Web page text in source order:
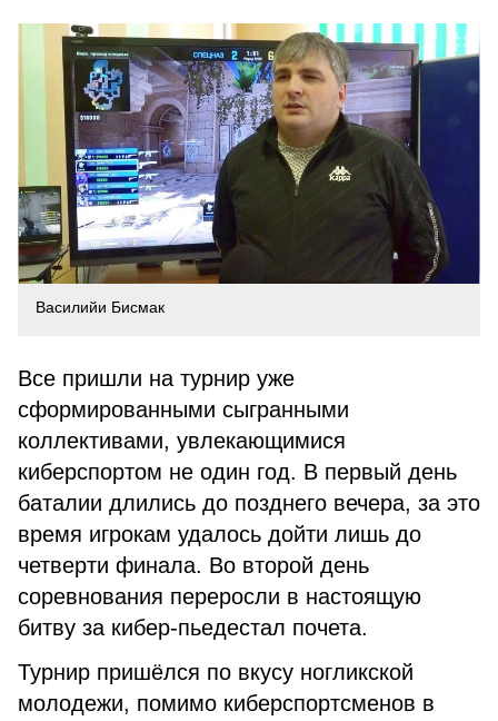
Василийи Бисмак
Все пришли на турнир уже
сформированными сыгранными
коллективами, увлекающимися
киберспортом не один год. В первый день
баталии длились до позднего вечера, за это
время игрокам удалось дойти лишь до
четверти финала. Во второй день
соревнования переросли в настоящую
битву за кибер-пьедестал почета.
Турнир пришёлся по вкусу ногликской
молодежи, помимо киберспортсменов в